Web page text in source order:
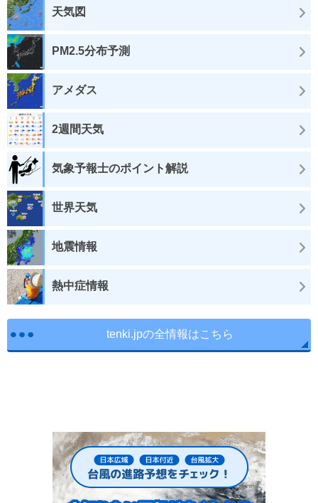
天気図
PM2.5分布予測
アメダス
2週間天気
気象予報士のポイント解説
世界天気
地震情報
熱中症情報
tenki.jpの全情報はこちら